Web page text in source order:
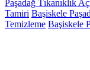
Paşadağ Tıkanıklık
Tamiri Başiskele
Temizleme Başiskele